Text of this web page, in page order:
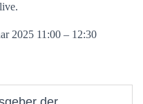
2025 11:00 – 12:30